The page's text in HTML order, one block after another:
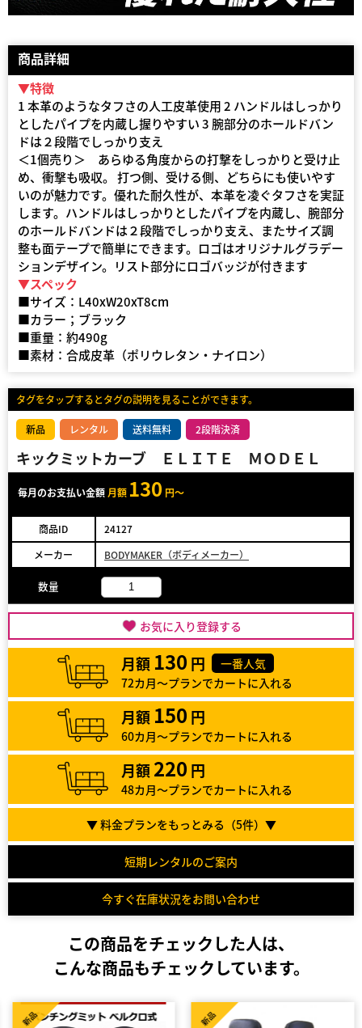
商品詳細
▼特徴
1 本革のようなタフさの人工皮革使用 2 ハンドルはしっかり
としたパイプを内蔵し握りやすい 3 腕部分のホールドバン
ドは２段階でしっかり支え
＜1個売り＞ あらゆる角度からの打撃をしっかりと受け止
め、衝撃も吸収。 打つ側、受ける側、どちらにも使いやす
いのが魅力です。優れた耐久性が、本革を凌ぐタフさを実証
します。ハンドルはしっかりとしたパイプを内蔵し、腕部分
のホールドバンドは２段階でしっかり支え、またサイズ調
整も面テープで簡単にできます。ロゴはオリジナルグラデー
ションデザイン。リスト部分にロゴバッジが付きます
▼スペック
■サイズ：L40xW20xT8cm
■カラー；ブラック
■重量：約490g
■素材：合成皮革（ポリウレタン・ナイロン）
タグをタップするとタグの説明を見ることができます。
新品 レンタル 送料無料 2段階決済
キックミットカーブ ＥＬＩＴＥ ＭＯＤＥＬ
毎月のお支払い金額 月額 130 円～
商品ID
24127
メーカー
BODYMAKER（ボディメーカー）
数量
お気に入り登録する
月額 130 円
一番人気
72カ月～プランでカートに入れる
月額 150 円
60カ月～プランでカートに入れる
月額 220 円
48カ月～プランでカートに入れる
▼ 料金プランをもっとみる（5件）▼
短期レンタルのご案内
今すぐ在庫状況をお問い合わせ
この商品をチェックした人は、
こんな商品もチェックしています。
新品 新品